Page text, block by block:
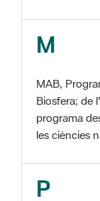
Biosfera; de
les ciències
P
Nacional